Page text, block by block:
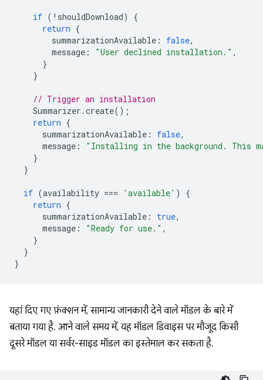
if ( ! shouldDownload)
{
return {
summarizationAvailable : false,
message : "User declined installation." ,
}
}
// Trigger an installation
Summarizer .create();
return {
summarizationAvailable : false,
message :
"Installing in the background. This
}
}
if (availability === 'available' )
{
return {
summarizationAvailable : true,
message : "Ready for use." ,
}
}
}
यहां दिए गए फ़ंक्शन में, सामान्य जानकारी देने वाले मॉडल के बारे में
बताया गया है. आने वाले समय में, यह मॉडल डिवाइस पर मौजूद किसी
दूसरे मॉडल या सर्वर-साइड मॉडल का इस्तेमाल कर सकता है.